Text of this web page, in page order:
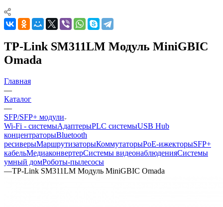
TP-Link SM311LM Модуль MiniGBIC
Omada
Главная
—
Каталог
—
SFP/SFP+ модули
Wi-Fi - системыАдаптерыPLC системыUSB Hub
концентраторыBluetooth
ресиверыМаршрутизаторыКоммутаторыPoE-ижекторыSFP+
кабельМедиаконвертерСистемы видеонаблюденияСистемы
умный домРоботы-пылесосы
—TP-Link SM311LM Модуль MiniGBIC Omada